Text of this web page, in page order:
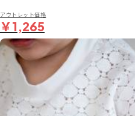
アウトレット価格
￥1,265